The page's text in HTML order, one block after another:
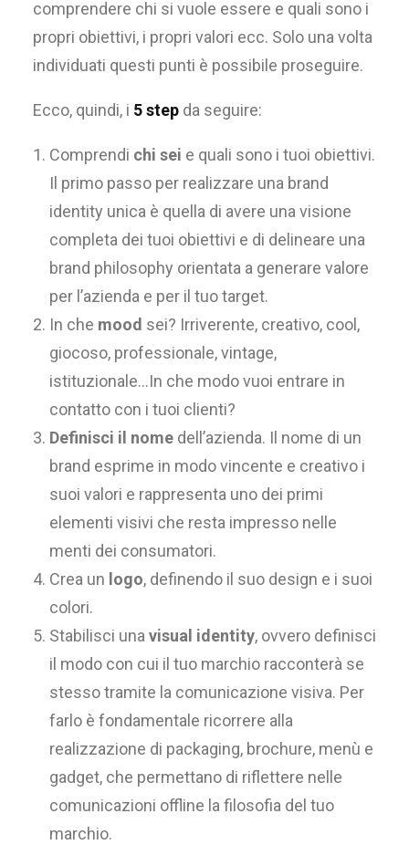
comprendere chi si vuole essere e quali sono i
propri obiettivi, i propri valori ecc. Solo una volta
individuati questi punti è possibile proseguire.
Ecco, quindi, i 5 step da seguire:
Comprendi chi sei e quali sono i tuoi obiettivi.
Il primo passo per realizzare una brand
identity unica è quella di avere una visione
completa dei tuoi obiettivi e di delineare una
brand philosophy orientata a generare valore
per l’azienda e per il tuo target.
In che mood sei? Irriverente, creativo, cool,
giocoso, professionale, vintage,
istituzionale…In che modo vuoi entrare in
contatto con i tuoi clienti?
Definisci il nome dell’azienda. Il nome di un
brand esprime in modo vincente e creativo i
suoi valori e rappresenta uno dei primi
elementi visivi che resta impresso nelle
menti dei consumatori.
Crea un logo, definendo il suo design e i suoi
colori.
Stabilisci unavisual identity, ovvero definisci
il modo con cui il tuo marchio racconterà se
stesso tramite la comunicazione visiva. Per
farlo è fondamentale ricorrere alla
realizzazione di packaging, brochure, menù e
gadget, che permettano di riflettere nelle
comunicazioni offline la filosofia del tuo
marchio.